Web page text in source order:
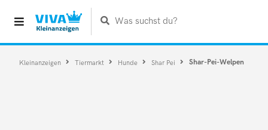
Was suchst du?
Kleinanzeigen Tiermarkt Hunde Shar Pei Shar-Pei-Welpen